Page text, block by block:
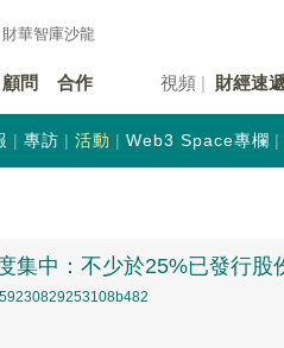
財華智庫沙龍
顧問 合作 視頻 財經速遞
專訪 活動 Web3 Space專欄
集中：不少於25%已發行股